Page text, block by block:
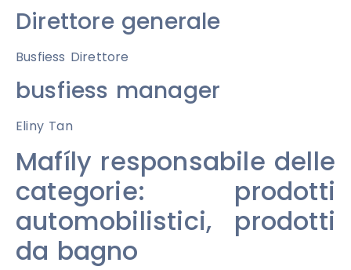
Direttore generale
Busfiess Direttore
busfiess manager
Eliny Tan
Mafíly responsabile delle
categorie: prodotti
automobilistici, prodotti
da bagno